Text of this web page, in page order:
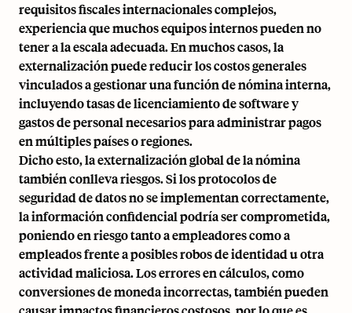
requisitos fiscales internacionales complejos,
experiencia que muchos equipos internos pueden no
tener a la escala adecuada. En muchos casos, la
externalización puede reducir los costos generales
vinculados a gestionar una función de nómina interna,
incluyendo tasas de licenciamiento de software y
gastos de personal necesarios para administrar pagos
en múltiples países o regiones.
Dicho esto, la externalización global de la nómina
también conlleva riesgos. Si los protocolos de
seguridad de datos no se implementan correctamente,
la información confidencial podría ser comprometida,
poniendo en riesgo tanto a empleadores como a
empleados frente a posibles robos de identidad u otra
actividad maliciosa. Los errores en cálculos, como
conversiones de moneda incorrectas, también pueden